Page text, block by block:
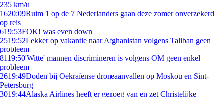
235 km/u
1620:09Ruim 1 op de 7 Nederlanders gaan deze zomer onverzekerd
op reis
619:53FOK! was even down
2519:52Lekker op vakantie naar Afghanistan volgens Taliban geen
probleem
8119:50'Witte' mannen discrimineren is volgens OM geen enkel
probleem
2619:49Doden bij Oekraïense droneaanvallen op Moskou en Sint-
Petersburg
3019:44Alaska Airlines heeft er genoeg van en zet Christelijke